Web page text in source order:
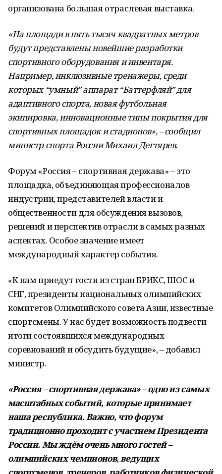
организована большая отраслевая выставка.
«На площади в пять тысяч квадратных метров
будут представлены новейшие разработки
спортивного оборудования и инвентаря.
Например, инклюзивные тренажеры, среди
которых “умный” аппарат “Баттерфляй” для
адаптивного спорта, новая футбольная
экипировка, инновационные типы покрытия для
спортивных площадок и стадионов», – сообщил
министр спорта России Михаил Дегтярев.
Форум «Россия – спортивная держава» – это
площадка, объединяющая профессионалов
индустрии, представителей власти и
общественности для обсуждения вызовов,
решений и перспектив отрасли в самых разных
аспектах. Особое значение имеет
международный характер события.
«К нам приедут гости из стран БРИКС, ШОС и
СНГ, президенты национальных олимпийских
комитетов Олимпийского совета Азии, известные
спортсмены. У нас будет возможность подвести
итоги состоявшихся международных
соревнований и обсудить будущие», – добавил
министр.
«Россия – спортивная держава» – одно из самых
масштабных событий, которые принимает
наша республика. Важно, что форум
традиционно проходит с участием Президента
России. Мы ждём очень много гостей –
олимпийских чемпионов, ведущих